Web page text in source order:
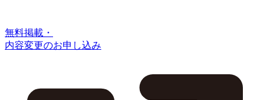
無料掲載・
内容変更のお申し込み